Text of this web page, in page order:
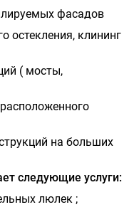
фасадов
остекления, клининг
( мосты,
на больших
следующие услуги:
люлек ;